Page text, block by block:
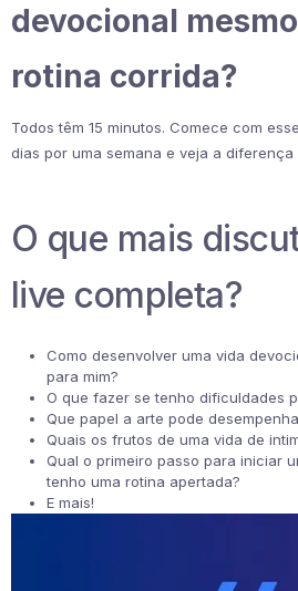
devocional
rotina corrida?
Todos têm 15 minutos. Comece com
dias por uma semana e veja a diferença
O que mais
live completa?
Como desenvolver uma vida
para mim?
O que fazer se tenho dificuldades
Que papel a arte pode
Quais os frutos de uma vida de
Qual o primeiro passo para iniciar
tenho uma rotina apertada?
E mais!